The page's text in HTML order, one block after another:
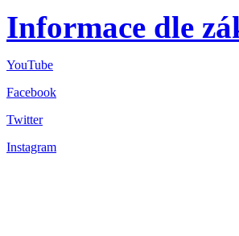
Informace dle
YouTube
Facebook
Twitter
Instagram